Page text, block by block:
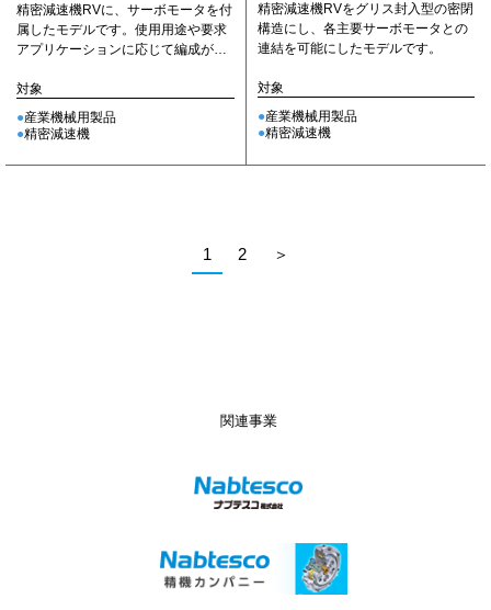
精密減速機RVに、サーボモータを付
属したモデルです。使用用途や要求
アプリケーションに応じて編成が可
対象
産業機械用製品
精密減速機
精密減速機RVをグリス封入型の密閉
構造にし、各主要サーボモータとの
連結を可能にしたモデルです。
対象
産業機械用製品
精密減速機
1 2 ＞
関連事業